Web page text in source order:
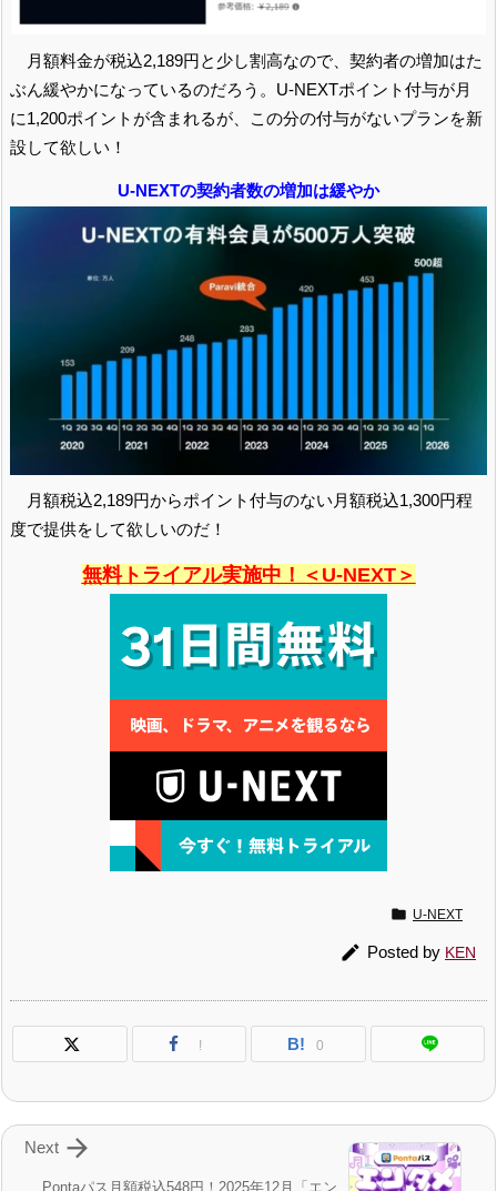
月額料金が税込2,189円と少し割高なので、契約者の増加はた
ぶん緩やかになっているのだろう。U-NEXTポイント付与が月
に1,200ポイントが含まれるが、この分の付与がないプランを新
設して欲しい！
U-NEXTの契約者数の増加は緩やか
月額税込2,189円からポイント付与のない月額税込1,300円程
度で提供をして欲しいのだ！
無料トライアル実施中！＜U-NEXT＞
 U-NEXT
 Posted by KEN
! B! 0
Pontaパス月額税込548円！2025年12月「エン

Next